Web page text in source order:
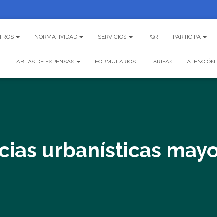
NORMATIVIDAD SERVICIOS PQR PARTICIPA
TABLAS DE EXPENSAS FORMULARIOS TARIFAS ATENCIÓN
urbanísticas